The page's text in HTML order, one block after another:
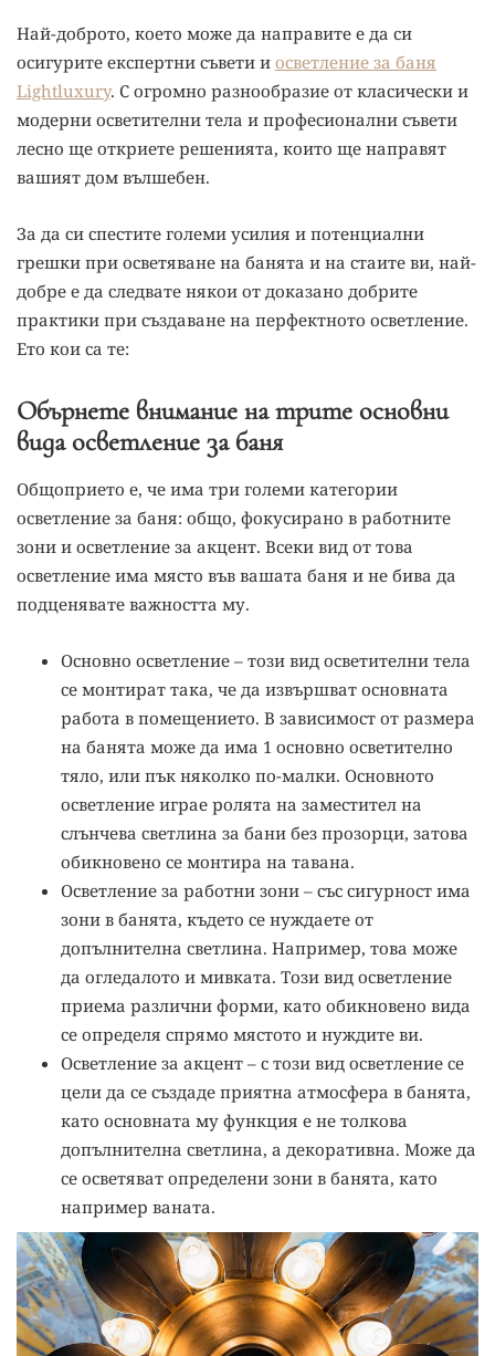
Най-доброто, което може да направите е да си
осигурите експертни съвети и осветление за баня
Lightluxury. С огромно разнообразие от класически и
модерни осветителни тела и професионални съвети
лесно ще откриете решенията, които ще направят
вашият дом вълшебен.
За да си спестите големи усилия и потенциални
грешки при осветяване на банята и на стаите ви, най-
добре е да следвате някои от доказано добрите
практики при създаване на перфектното осветление.
Ето кои са те:
Обърнете внимание на трите основни
вида осветление за баня
Общоприето е, че има три големи категории
осветление за баня: общо, фокусирано в работните
зони и осветление за акцент. Всеки вид от това
осветление има място във вашата баня и не бива да
подценявате важността му.
Основно осветление – този вид осветителни тела
се монтират така, че да извършват основната
работа в помещението. В зависимост от размера
на банята може да има 1 основно осветително
тяло, или пък няколко по-малки. Основното
осветление играе ролята на заместител на
слънчева светлина за бани без прозорци, затова
обикновено се монтира на тавана.
Осветление за работни зони – със сигурност има
зони в банята, където се нуждаете от
допълнителна светлина. Например, това може
да огледалото и мивката. Този вид осветление
приема различни форми, като обикновено вида
се определя спрямо мястото и нуждите ви.
Осветление за акцент – с този вид осветление се
цели да се създаде приятна атмосфера в банята,
като основната му функция е не толкова
допълнителна светлина, а декоративна. Може да
се осветяват определени зони в банята, като
например ваната.